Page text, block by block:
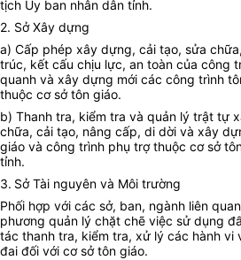
tịch Ủy ban nhân dân tỉnh.
2. Sở Xây dựng
a) Cấp phép xây dựng, cải tạo, sửa
trúc, kết cấu chịu lực, an toàn của công
quanh và xây dựng mới các công trình
thuộc cơ sở tôn giáo.
b) Thanh tra, kiểm tra và quản lý trật tự
chữa, cải tạo, nâng cấp, di dời và xây
giáo và công trình phụ trợ thuộc cơ sở
tỉnh.
3. Sở Tài nguyên và Môi trường
Phối hợp với các sở, ban, ngành liên
phương quản lý chặt chẽ việc sử dụng
tác thanh tra, kiểm tra, xử lý các hành vi
đai đối với cơ sở tôn giáo.